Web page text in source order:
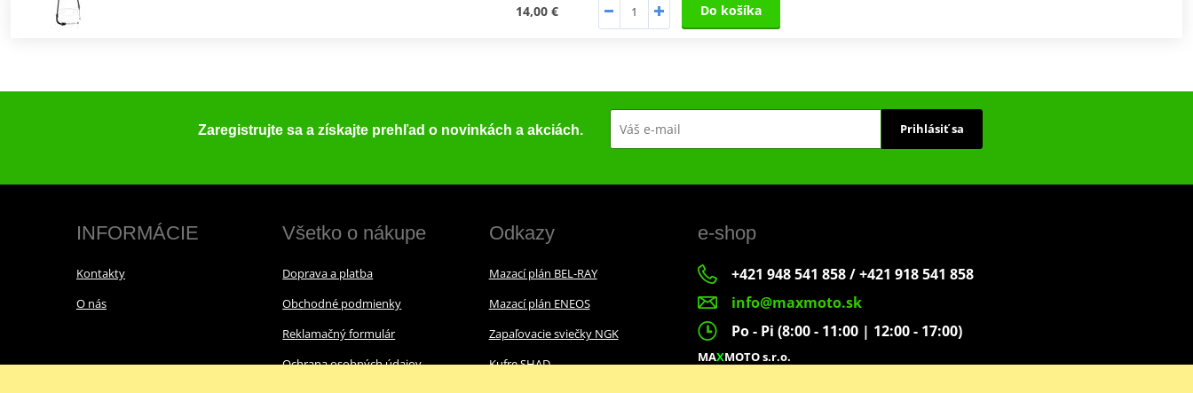
14,00 € Do košíka
Zaregistrujte sa a získajte prehľad o novinkách a akciách. Prihlásiť sa
INFORMÁCIE
Kontakty
O nás
Všetko o nákupe
Doprava a platba
Obchodné podmienky
Reklamačný formulár
Ochrana osobných údajov
Odkazy
Mazací plán BEL-RAY
Mazací plán ENEOS
Zapaľovacie sviečky NGK
Kufre SHAD
e-shop
+421 948 541 858 / +421 918 541 858
info@maxmoto.sk
Po - Pi (8:00 - 11:00 | 12:00 - 17:00)
MAXMOTO s.r.o.